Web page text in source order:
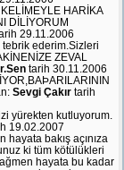
HARİKA
DİLİYORUM
29.11.2006
tebrik ederim.Sizleri
ZEVAL
tarih 30.11.2006
Sevgi Çakırtarih
yürekten kutluyorum.
19.02.2007
bakış açınıza
ki tüm kötülükleri
hayata bu kadar